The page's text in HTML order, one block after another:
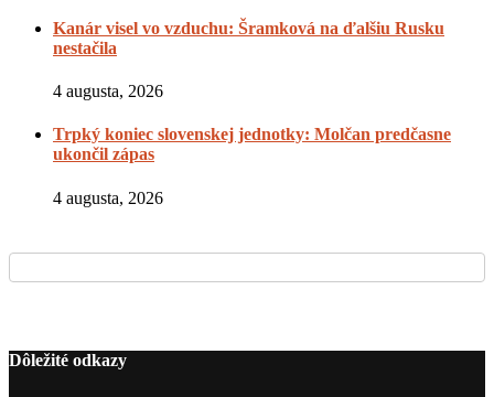
Kanár visel vo vzduchu: Šramková na ďalšiu Rusku
nestačila
4 augusta, 2026
Trpký koniec slovenskej jednotky: Molčan predčasne
ukončil zápas
4 augusta, 2026
Dôležité odkazy